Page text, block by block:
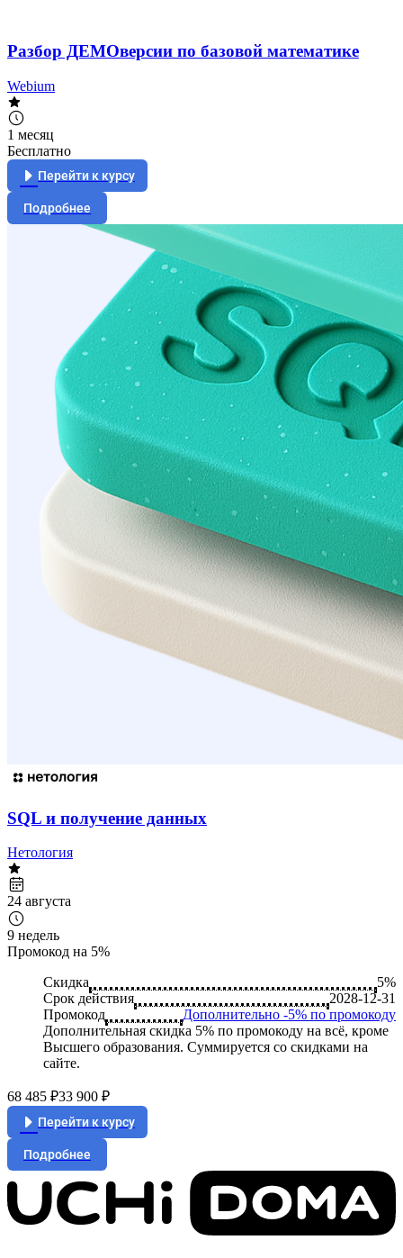
Разбор ДЕМОверсии по базовой математике
Webium
1 месяц
Бесплатно
Перейти к курсу
Подробнее
SQL и получение данных
Нетология
24 августа
9 недель
Промокод на 5%
Скидка
5%
Срок действия
2028-12-31
Промокод
Дополнительно -5% по промокоду
Дополнительная скидка 5% по промокоду на всё, кроме
Высшего образования. Суммируется со скидками на
сайте.
68 485 ₽33 900 ₽
Перейти к курсу
Подробнее